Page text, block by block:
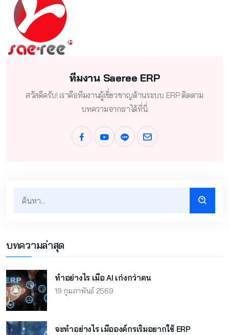
ทีมงาน Saeree ERP
สวัสดีครับ! เราคือทีมงานผู้เชี่ยวชาญด้านระบบ ERP ติดตาม
บทความจากเราได้ที่นี่
บทความล่าสุด
ทำอย่างไร เมื่อ AI เก่งกว่าคน
19 กุมภาพันธ์ 2569
จะทำอย่างไร เมื่อองค์กรเริ่มอยากใช้ ERP